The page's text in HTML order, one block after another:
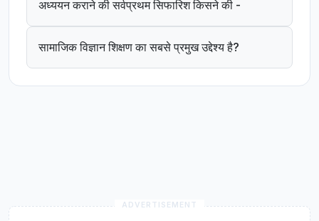
अध्ययन कराने की सर्वप्रथम सिफारिश किसने की -
सामाजिक विज्ञान शिक्षण का सबसे प्रमुख उद्देश्य है?